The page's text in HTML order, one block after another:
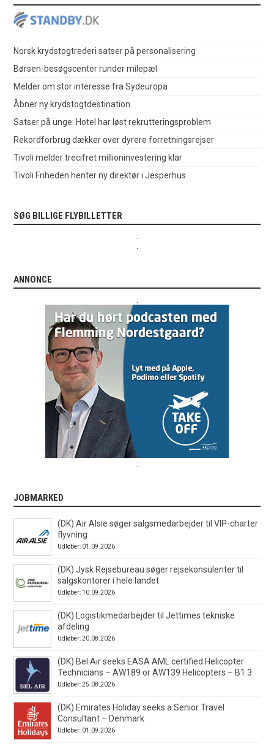
Norsk krydstogtrederi satser på personalisering
Børsen-besøgscenter runder milepæl
Melder om stor interesse fra Sydeuropa
Åbner ny krydstogtdestination
Satser på unge: Hotel har løst rekrutteringsproblem
Rekordforbrug dækker over dyrere forretningsrejser
Tivoli melder trecifret millioninvestering klar
Tivoli Friheden henter ny direktør i Jesperhus
SØG BILLIGE FLYBILLETTER
ANNONCE
JOBMARKED
(DK) Air Alsie søger salgsmedarbejder til VIP-charter
flyvning
Udløber: 01.09.2026
(DK) Jysk Rejsebureau søger rejsekonsulenter til
salgskontorer i hele landet
Udløber: 10.09.2026
(DK) Logistikmedarbejder til Jettimes tekniske
afdeling
Udløber: 20.08.2026
(DK) Bel Air seeks EASA AML certified Helicopter
Technicians – AW189 or AW139 Helicopters – B1.3
Udløber: 25.08.2026
(DK) Emirates Holiday seeks a Senior Travel
Consultant – Denmark
Udløber: 01.09.2026